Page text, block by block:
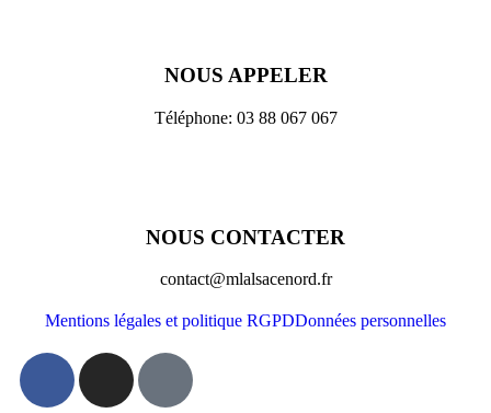
NOUS APPELER
Téléphone: 03 88 067 067
NOUS CONTACTER
contact@mlalsacenord.fr
Mentions légales et politique RGPDDonnées personnelles